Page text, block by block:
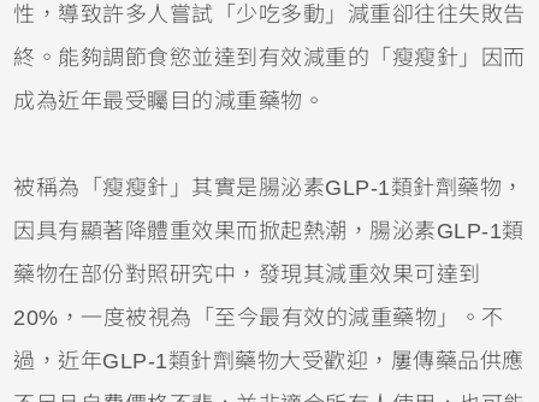
性，導致許多人嘗試「少吃多動」減重卻往往失敗告
終。能夠調節食慾並達到有效減重的「瘦瘦針」因而
成為近年最受矚目的減重藥物。
被稱為「瘦瘦針」其實是腸泌素GLP-1類針劑藥物，
因具有顯著降體重效果而掀起熱潮，腸泌素GLP-1類
藥物在部份對照研究中，發現其減重效果可達到
20%，一度被視為「至今最有效的減重藥物」。不
過，近年GLP-1類針劑藥物大受歡迎，屢傳藥品供應